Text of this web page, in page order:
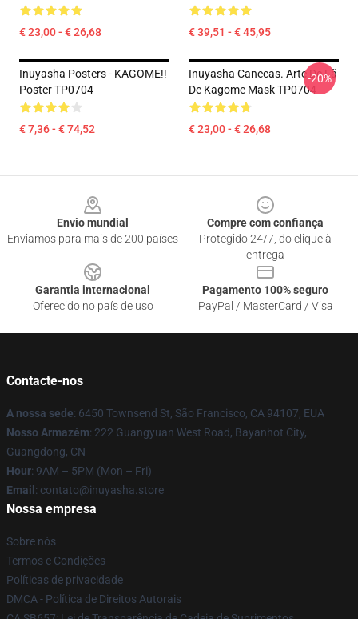
€ 23,00 - € 26,68 € 39,51 - € 45,95
Inuyasha Posters - KAGOME!!
Poster TP0704
€ 7,36 - € 74,52
Inuyasha Canecas. Arte De Fã
De Kagome Mask TP0704
€ 23,00 - € 26,68
-20%
Envio mundial
Enviamos para mais de 200 países
Compre com confiança
Protegido 24/7, do clique à
entrega
Garantia internacional
Oferecido no país de uso
Pagamento 100% seguro
PayPal / MasterCard / Visa
Contacte-nos
A nossa sede: 6450 Townsend St, São Francisco, CA 94107, EUA
Nosso Armazém: 222 Guangyuan West Road, Bayanhot City,
Guangdong, CN
Hour: 9AM – 5PM (Mon – Fri)
Email : contato@inuyasha.store
Nossa empresa
Sobre nós
Termos e Condições
Políticas de privacidade
DMCA - Política de Direitos Autorais